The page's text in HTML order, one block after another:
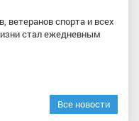
ветеранов спорта и всех
стал ежедневным
Все новости